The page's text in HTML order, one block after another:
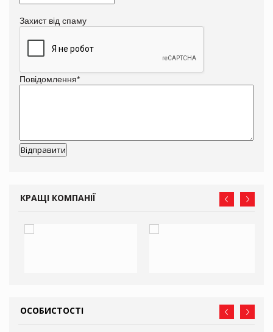
Захист від спаму
Повідомлення*
КРАЩІ КОМПАНІЇ
ОСОБИСТОСТІ